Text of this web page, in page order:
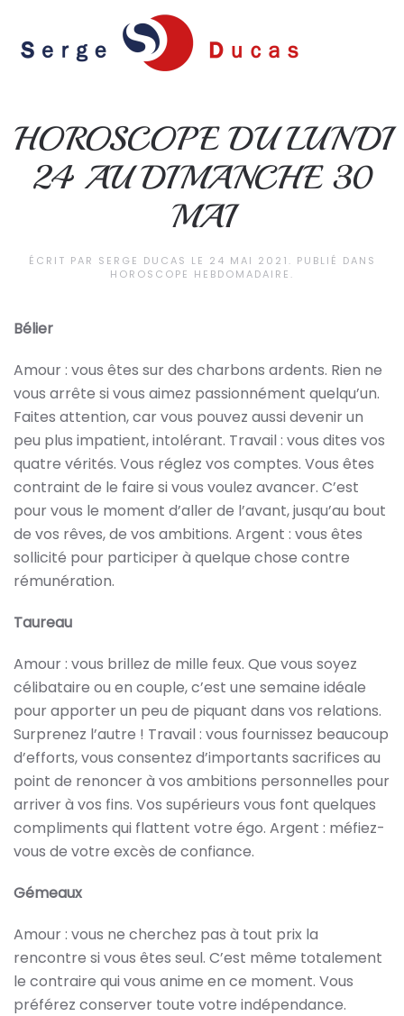
Skip to main content
HOROSCOPE DU LUNDI
24 AU DIMANCHE 30
MAI
ÉCRIT PAR SERGE DUCAS LE 24 MAI 2021 . PUBLIÉ DANS
HOROSCOPE HEBDOMADAIRE .
Bélier
Amour : vous êtes sur des charbons ardents. Rien ne
vous arrête si vous aimez passionnément quelqu’un.
Faites attention, car vous pouvez aussi devenir un
peu plus impatient, intolérant. Travail : vous dites vos
quatre vérités. Vous réglez vos comptes. Vous êtes
contraint de le faire si vous voulez avancer. C’est
pour vous le moment d’aller de l’avant, jusqu’au bout
de vos rêves, de vos ambitions. Argent : vous êtes
sollicité pour participer à quelque chose contre
rémunération.
Taureau
Amour : vous brillez de mille feux. Que vous soyez
célibataire ou en couple, c’est une semaine idéale
pour apporter un peu de piquant dans vos relations.
Surprenez l’autre ! Travail : vous fournissez beaucoup
d’efforts, vous consentez d’importants sacrifices au
point de renoncer à vos ambitions personnelles pour
arriver à vos fins. Vos supérieurs vous font quelques
compliments qui flattent votre égo. Argent : méfiez-
vous de votre excès de confiance.
Gémeaux
Amour : vous ne cherchez pas à tout prix la
rencontre si vous êtes seul. C’est même totalement
le contraire qui vous anime en ce moment. Vous
préférez conserver toute votre indépendance.